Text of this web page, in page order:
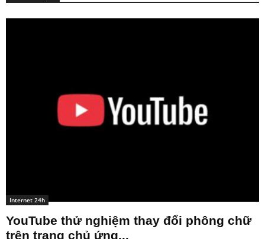
Internet 24h
YouTube thử nghiệm thay đổi phông chữ
trên trang chủ ứng...